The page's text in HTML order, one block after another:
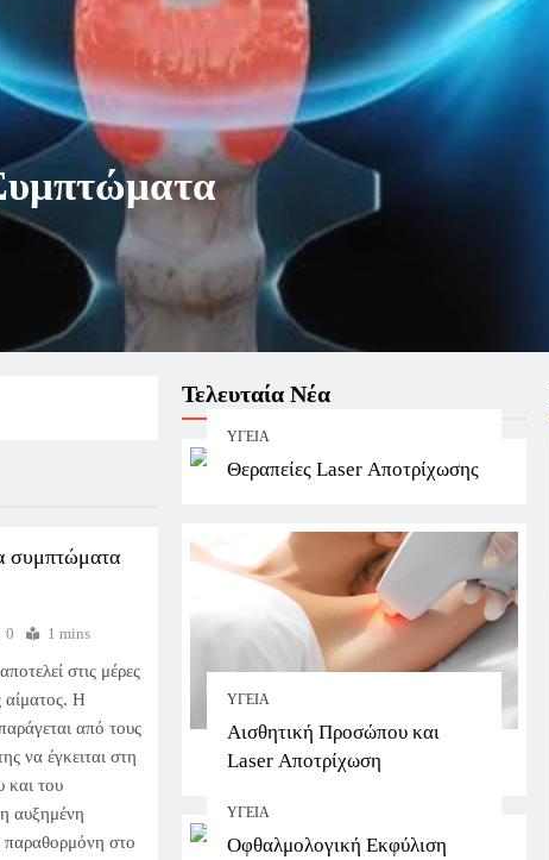
Τελευταία Νέα
ΥΓΕΊΑ
Θεραπείες Laser Αποτρίχωσης
ΥΓΕΊΑ
Αισθητική Προσώπου και
Laser Αποτρίχωση
ΥΓΕΊΑ
Οφθαλμολογική Εκφύλιση
συμπτώματα
0 1 mins
στις μέρες
αίματος. Η
από τους
να έγκειται στη
και του
αυξημένη
στο